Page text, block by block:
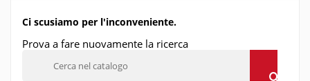
Ci scusiamo per l'inconveniente.
Prova a fare nuovamente la ricerca